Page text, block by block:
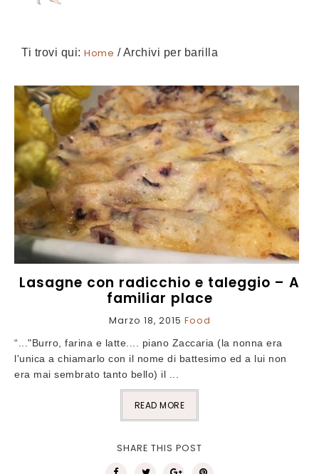
Ti trovi qui: Home /Archivi per barilla
Lasagne con radicchio e taleggio – A
familiar place
Marzo 18, 2015 Food
“..."Burro, farina e latte.... piano Zaccaria (la nonna era
l'unica a chiamarlo con il nome di battesimo ed a lui non
era mai sembrato tanto bello) il ...
READ MORE
SHARE THIS POST